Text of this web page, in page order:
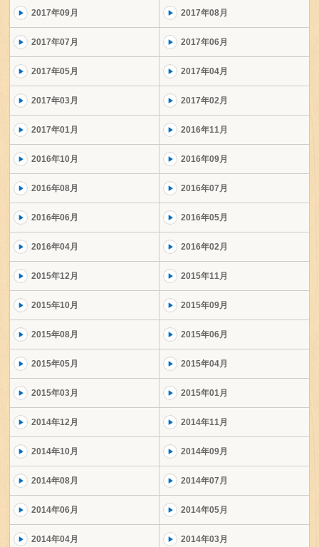
2017年09月 2017年08月
2017年07月 2017年06月
2017年05月 2017年04月
2017年03月 2017年02月
2017年01月 2016年11月
2016年10月 2016年09月
2016年08月 2016年07月
2016年06月 2016年05月
2016年04月 2016年02月
2015年12月 2015年11月
2015年10月 2015年09月
2015年08月 2015年06月
2015年05月 2015年04月
2015年03月 2015年01月
2014年12月 2014年11月
2014年10月 2014年09月
2014年08月 2014年07月
2014年06月 2014年05月
2014年04月 2014年03月